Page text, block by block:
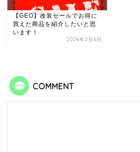
【GEO】改装セールでお得に
買えた商品を紹介したいと思
います！
2026年2月6日
COMMENT